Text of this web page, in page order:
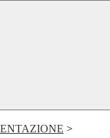
>